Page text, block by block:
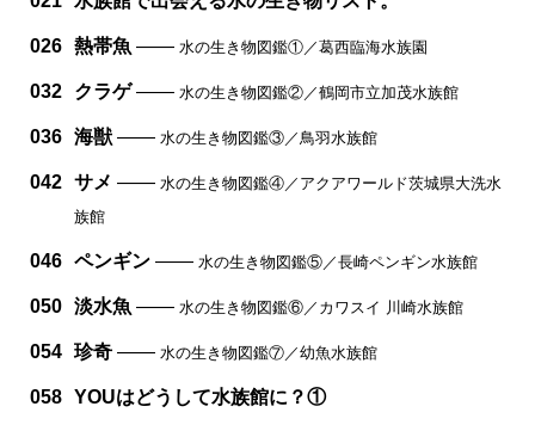
026 熱帯魚 —— 水の生き物図鑑①／葛西臨海水族園
032 クラゲ—— 水の生き物図鑑②／鶴岡市立加茂水族館
036 海獣 —— 水の生き物図鑑③／鳥羽水族館
042 サメ —— 水の生き物図鑑④／アクアワールド茨城県大洗水
族館
046 ペンギン —— 水の生き物図鑑⑤／長崎ペンギン水族館
050 淡水魚 —— 水の生き物図鑑⑥／カワスイ 川崎水族館
054 珍奇 —— 水の生き物図鑑⑦／幼魚水族館
058 YOUはどうして水族館に？①